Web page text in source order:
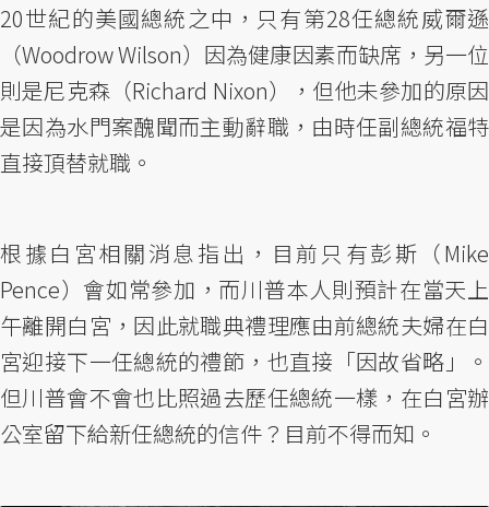
20世紀的美國總統之中，只有第28任總統威爾遜
（Woodrow Wilson）因為健康因素而缺席，另一位
則是尼克森（Richard Nixon），但他未參加的原因
是因為水門案醜聞而主動辭職，由時任副總統福特
直接頂替就職。
根據白宮相關消息指出，目前只有彭斯（Mike
Pence）會如常參加，而川普本人則預計在當天上
午離開白宮，因此就職典禮理應由前總統夫婦在白
宮迎接下一任總統的禮節，也直接「因故省略」。
但川普會不會也比照過去歷任總統一樣，在白宮辦
公室留下給新任總統的信件？目前不得而知。